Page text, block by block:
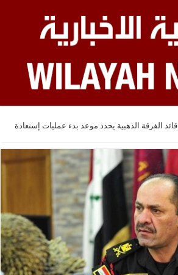
قائد الفرقة الذهبية يحدد موعد بدء عمليات إستعادة